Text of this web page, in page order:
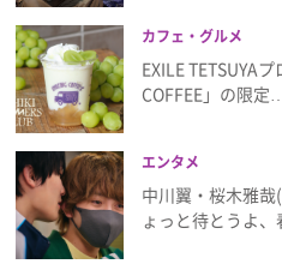
カフェ・グルメ
EXILE TETSUYA
COFFEE」の限定…
エンタメ
中川翼・桜木雅
ょっと待とうよ、